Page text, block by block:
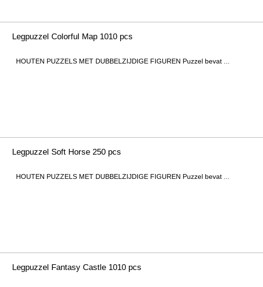
Legpuzzel Colorful Map 1010 pcs
HOUTEN PUZZELS MET DUBBELZIJDIGE FIGUREN Puzzel bevat ...
Legpuzzel Soft Horse 250 pcs
HOUTEN PUZZELS MET DUBBELZIJDIGE FIGUREN Puzzel bevat ...
Legpuzzel Fantasy Castle 1010 pcs